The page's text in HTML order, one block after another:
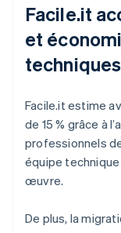
Facile.it
et
techniques
Facile.it estime
de 15 % grâce à
professionnels
équipe
œuvre.
De plus, la